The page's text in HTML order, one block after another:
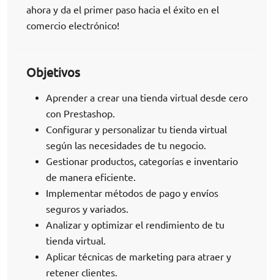
ahora y da el primer paso hacia el éxito en el
comercio electrónico!
Objetivos
Aprender a crear una tienda virtual desde cero
con Prestashop.
Configurar y personalizar tu tienda virtual
según las necesidades de tu negocio.
Gestionar productos, categorías e inventario
de manera eficiente.
Implementar métodos de pago y envíos
seguros y variados.
Analizar y optimizar el rendimiento de tu
tienda virtual.
Aplicar técnicas de marketing para atraer y
retener clientes.